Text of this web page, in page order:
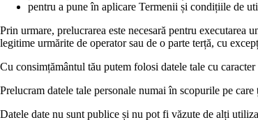
pentru a pune în aplicare Termenii și condițiile de
Prin urmare, prelucrarea este necesară pentru
legitime urmărite de operator sau de o parte terță, cu
Cu consimțământul tău putem folosi datele tale cu
Prelucram datele tale personale numai în scopurile pe
Datele date nu sunt publice și nu pot fi văzute de alți